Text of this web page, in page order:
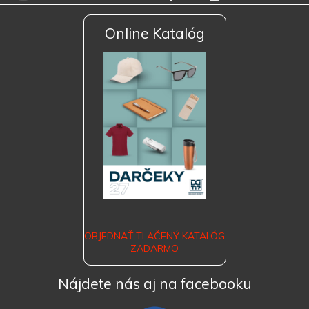
Online Katalóg
OBJEDNAŤ TLAČENÝ KATALÓG
ZADARMO
Nájdete nás aj na facebooku